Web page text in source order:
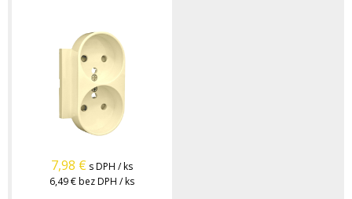
7,98 € s DPH / ks
6,49 €bez DPH / ks